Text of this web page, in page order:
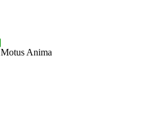
Motus Anima